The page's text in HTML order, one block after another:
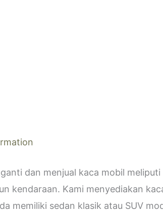
dan menjual kaca mobil meliputi
kendaraan. Kami menyediakan
memiliki sedan klasik atau SUV